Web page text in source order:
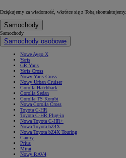
Dziękujemy za wiadomość, wkrótce się z Tobą skontaktujemy.
Samochody
Samochody
Samochody osobowe
Nowe Aygo X
Yaris
GR Yaris
Yaris Cross
Nowy Yaris Cross
Nowy Urban Cruiser
Corolla Hatchback
Corolla Sedan
Corolla TS Kombi
Nowa Corolla Cross
Toyota C-HR
Toyota C-HR Plug-in
Nowa Toyota C-HR+
Nowa Toyota bZ4X
Nowa Toyota bZ4X Touring
Camry
Prius
Mirai
Nowy RAV4